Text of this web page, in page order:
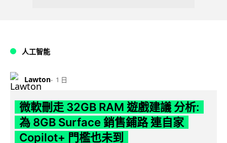
人工智能
Lawton 1 日
微軟刪走 32GB RAM 遊戲建議 分析:
為 8GB Surface 銷售鋪路 連自家
Copilot+ 門檻也未到